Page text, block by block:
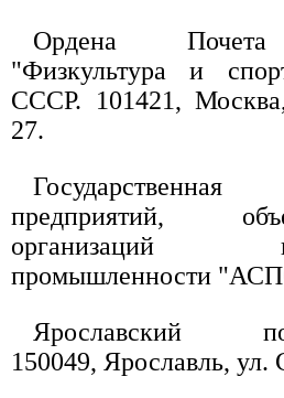
Ордена Почета
"Физкультура и
СССР. 101421,
27.
предприятий,
организаций
промышленности
Ярославский
150049, Ярославль, ул.